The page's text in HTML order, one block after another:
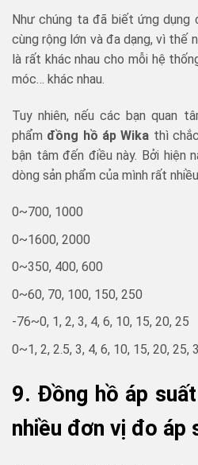
Như chúng ta đã biết ứng dụng
cùng rộng lớn và đa dạng, vì thế
là rất khác nhau cho mỗi hệ
móc… khác nhau.
Tuy nhiên, nếu các bạn quan
phẩm đồng hồ áp Wika thì
bận tâm đến điều này. Bởi hiện
dòng sản phẩm của mình rất
0~700, 1000
0~1600, 2000
0~350, 400, 600
0~60, 70, 100, 150, 250
-76~0, 1, 2, 3, 4, 6, 10, 15, 20, 25
0~1, 2, 2.5, 3, 4, 6, 10, 15, 20, 25,
9. Đồng hồ áp
nhiều đơn vị đo áp